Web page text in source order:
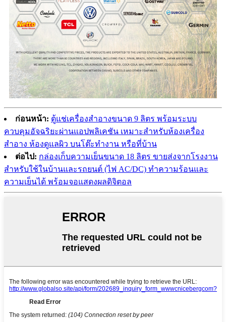
ก่อนหน้า: ตู้แช่เครื่องสำอางขนาด 9 ลิตร พร้อมระบบ
ควบคุมอัจฉริยะผ่านแอปพลิเคชัน เหมาะสำหรับห้องเครื่อง
สำอาง ห้องดูแลผิว บนโต๊ะทำงาน หรือที่บ้าน
ต่อไป: กล่องเก็บความเย็นขนาด 18 ลิตร ขายส่งจากโรงงาน
สำหรับใช้ในบ้านและรถยนต์ (ไฟ AC/DC) ทำความร้อนและ
ความเย็นได้ พร้อมจอแสดงผลดิจิตอล